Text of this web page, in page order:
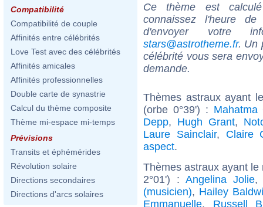
Compatibilité
Compatibilité de couple
Affinités entre célébrités
Love Test avec des célébrités
Affinités amicales
Affinités professionnelles
Double carte de synastrie
Calcul du thème composite
Thème mi-espace mi-temps
Prévisions
Transits et éphémérides
Révolution solaire
Directions secondaires
Directions d'arcs solaires
Ce thème est
connaissez l'heure
d'envoyer votre
stars@astrotheme.fr. Un
célébrité vous sera
demande.
Thèmes astraux ayant
(orbe 0°39') : Mahatma
Depp, Hugh Grant,
Laure Sainclair, Claire
aspect.
Thèmes astraux ayant
2°01') :Angelina Jolie
(musicien), Hailey
Emmanuelle, Russell